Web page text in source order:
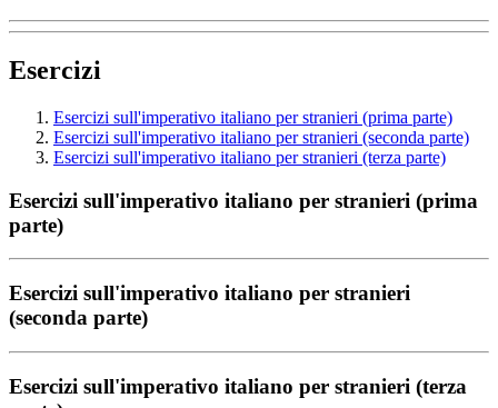
Esercizi
Esercizi sull'imperativo italiano per stranieri (prima parte)
Esercizi sull'imperativo italiano per stranieri (seconda parte)
Esercizi sull'imperativo italiano per stranieri (terza parte)
Esercizi sull'imperativo italiano per stranieri (prima
parte)
Esercizi sull'imperativo italiano per stranieri
(seconda parte)
Esercizi sull'imperativo italiano per stranieri (terza